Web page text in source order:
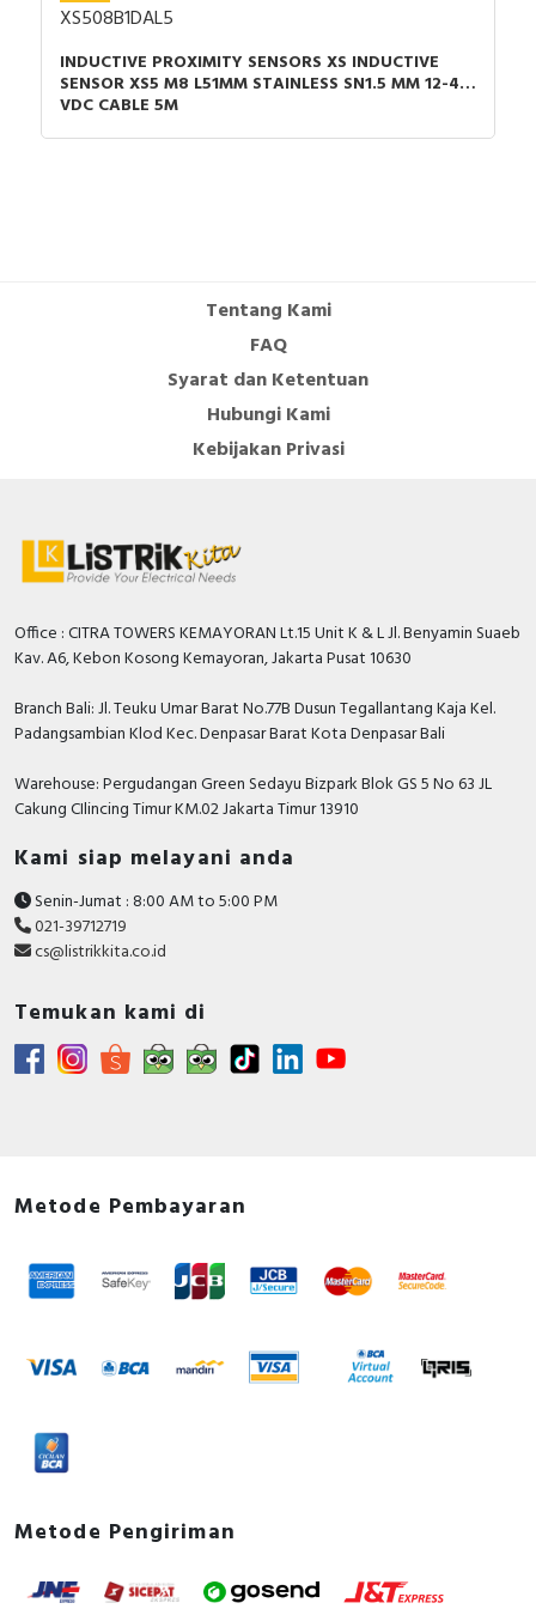
XS508B1DAL5
INDUCTIVE PROXIMITY SENSORS XS INDUCTIVE
SENSOR XS5 M8 L51MM STAINLESS SN1.5 MM 12-48
VDC CABLE 5M
Tentang Kami
FAQ
Syarat dan Ketentuan
Hubungi Kami
Kebijakan Privasi
Office : CITRA TOWERS KEMAYORAN Lt.15 Unit K & L Jl. Benyamin Suaeb
Kav. A6, Kebon Kosong Kemayoran, Jakarta Pusat 10630
Branch Bali: Jl. Teuku Umar Barat No.77B Dusun Tegallantang Kaja Kel.
Padangsambian Klod Kec. Denpasar Barat Kota Denpasar Bali
Warehouse: Pergudangan Green Sedayu Bizpark Blok GS 5 No 63 JL
Cakung CIlincing Timur KM.02 Jakarta Timur 13910
Kami siap melayani anda
Senin-Jumat : 8:00 AM to 5:00 PM
021-39712719
cs@listrikkita.co.id
Temukan kami di
Metode Pembayaran
Metode Pengiriman